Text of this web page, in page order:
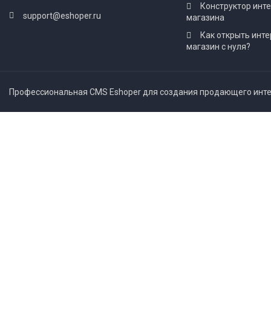
support@eshoper.ru
Конструктор
магазина
Как открыть
магазин с нуля?
Профессиональная CMS Eshoper для создания продающего